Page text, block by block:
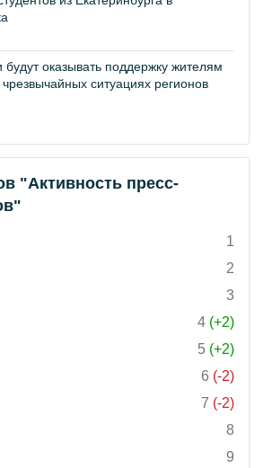
оказывать поддержку жителям
ситуациях регионов
"Активность пресс-
1
2
3
4 (+2)
5 (+2)
6 (-2)
7 (-2)
8
9